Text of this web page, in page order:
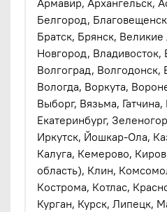
Белгород,
Братск, Брянск,
Новгород, Владивосток,
Волгоград,
Вологда, Воркута,
Выборг, Вязьма,
Екатеринбург,
Иркутск, Йошкар-Ола,
Калуга, Кемерово,
область), Клин,
Кострома, Котлас,
Курган, Курск, Липецк,